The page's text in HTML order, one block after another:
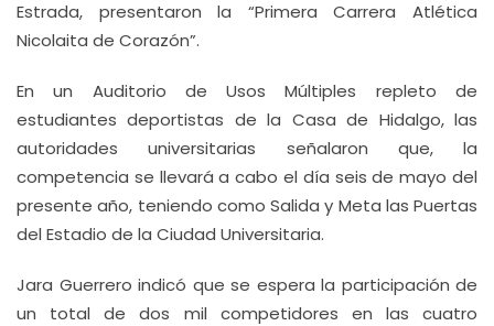
Estrada, presentaron la “Primera Carrera Atlética
Nicolaita de Corazón”.
En un Auditorio de Usos Múltiples repleto de
estudiantes deportistas de la Casa de Hidalgo, las
autoridades universitarias señalaron que, la
competencia se llevará a cabo el día seis de mayo del
presente año, teniendo como Salida y Meta las Puertas
del Estadio de la Ciudad Universitaria.
Jara Guerrero indicó que se espera la participación de
un total de dos mil competidores en las cuatro